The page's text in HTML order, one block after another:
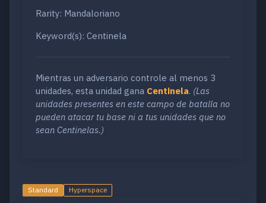
Rarity: Mandaloriano
Keyword(s): Centinela
Mientras un adversario controle al menos 3
unidades, esta unidad gana Centinela. (Las
unidades presentes en este campo de batalla no
pueden atacar tu base ni a tus unidades que no
sean Centinelas.)
Standard Hyperspace